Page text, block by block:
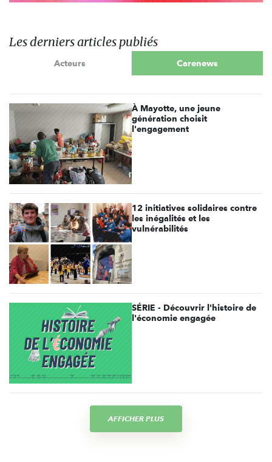
Les derniers articles publiés
Acteurs Carenews
À Mayotte, une jeune
génération choisit
l'engagement
12 initiatives solidaires contre
les inégalités et les
vulnérabilités
SÉRIE - Découvrir l'histoire de
l'économie engagée
AFFICHER PLUS